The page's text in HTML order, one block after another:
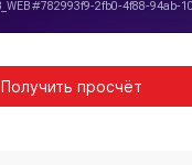
Получить просчёт